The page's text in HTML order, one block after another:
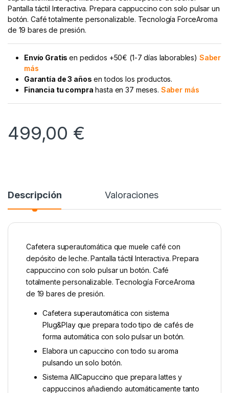
Pantalla táctil Interactiva. Prepara cappuccino con solo pulsar un
botón. Café totalmente personalizable. Tecnología ForceAroma
de 19 bares de presión.
Envío Gratisen pedidos +50€ (1-7 días laborables) Saber
más
Garantía de 3 años en todos los productos.
Financia tu compra hasta en 37 meses. Saber más
499,00 €
Descripción Valoraciones
Cafetera superautomática que muele café con
depósito de leche. Pantalla táctil Interactiva. Prepara
cappuccino con solo pulsar un botón. Café
totalmente personalizable. Tecnología ForceAroma
de 19 bares de presión.
Cafetera superautomática con sistema
Plug&Play que prepara todo tipo de cafés de
forma automática con solo pulsar un botón.
Elabora un capuccino con todo su aroma
pulsando un solo botón.
Sistema AllCapuccino que prepara lattes y
cappuccinos añadiendo automáticamente tanto